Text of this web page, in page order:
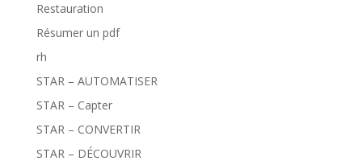
Restauration
Résumer un pdf
rh
STAR – AUTOMATISER
STAR – Capter
STAR – CONVERTIR
STAR – DÉCOUVRIR